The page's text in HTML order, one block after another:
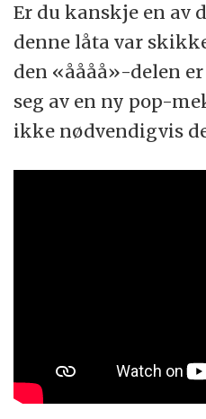
Er du kanskje en av
denne låta var
den «åååå»-delen
seg av en ny pop-
ikke nødvendigvis